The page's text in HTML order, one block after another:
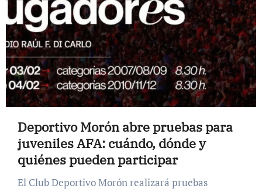
Deportivo Morón abre pruebas para
juveniles AFA: cuándo, dónde y
quiénes pueden participar
El Club Deportivo Morón realizará pruebas